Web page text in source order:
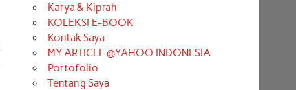
Karya & Kiprah
KOLEKSI E-BOOK
Kontak Saya
MY ARTICLE @YAHOO INDONESIA
Portofolio
Tentang Saya